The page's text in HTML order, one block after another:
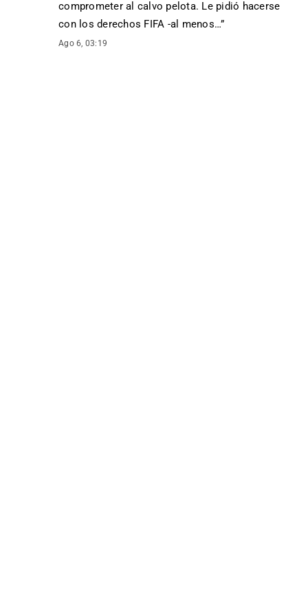
comprometer al calvo pelota. Le pidió hacerse
con los derechos FIFA -al menos…”
Ago 6, 03:19